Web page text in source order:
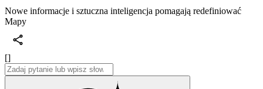
Nowe informacje i sztuczna inteligencja pomagają redefiniować
Mapy
[]